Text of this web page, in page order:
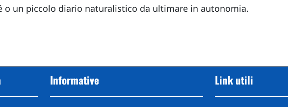
o un piccolo diario naturalistico da ultimare in autonomia.
Informative Link utili